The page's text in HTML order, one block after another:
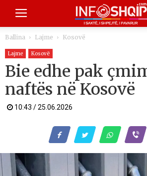
Ballina Lajme Kosovë
Lajme Kosovë
Bie edhe pak
naftës në Kosovë
10:43 / 25.06.2026